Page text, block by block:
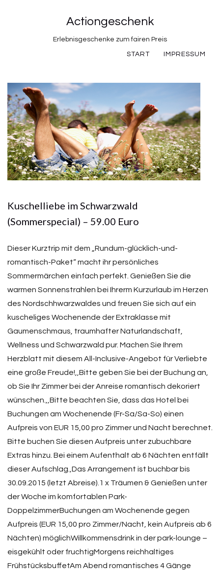
Actiongeschenk
Erlebnisgeschenke zum fairen Preis
START IMPRESSUM
Kuschelliebe im Schwarzwald
(Sommerspecial) – 59.00 Euro
Dieser Kurztrip mit dem „Rundum-glücklich-und-
romantisch-Paket“ macht ihr persönliches
Sommermärchen einfach perfekt. Genießen Sie die
warmen Sonnenstrahlen bei Ihrerm Kurzurlaub im Herzen
des Nordschhwarzwaldes und freuen Sie sich auf ein
kuscheliges Wochenende der Extraklasse mit
Gaumenschmaus, traumhafter Naturlandschaft,
Wellness und Schwarzwald pur. Machen Sie Ihrem
Herzblatt mit diesem All-Inclusive-Angebot für Verliebte
eine große Freude!,,Bitte geben Sie bei der Buchung an,
ob Sie Ihr Zimmer bei der Anreise romantisch dekoriert
wünschen.,,Bitte beachten Sie, dass das Hotel bei
Buchungen am Wochenende (Fr-Sa/Sa-So) einen
Aufpreis von EUR 15,00 pro Zimmer und Nacht berechnet.
Bitte buchen Sie diesen Aufpreis unter zubuchbare
Extras hinzu. Bei einem Aufenthalt ab 6 Nächten entfällt
dieser Aufschlag.,Das Arrangement ist buchbar bis
30.09.2015 (letzt Abreise).1 x Träumen & Genießen unter
der Woche im komfortablen Park-
DoppelzimmerBuchungen am Wochenende gegen
Aufpreis (EUR 15,00 pro Zimmer/Nacht, kein Aufpreis ab 6
Nächten) möglichWillkommensdrink in der park-lounge –
eisgekühlt oder fruchtigMorgens reichhaltiges
FrühstücksbuffetAm Abend romantisches 4 Gänge